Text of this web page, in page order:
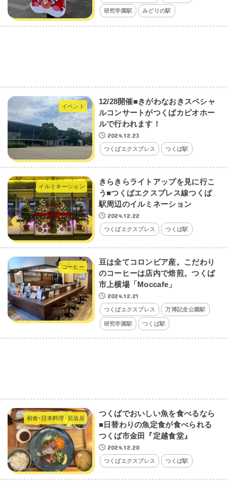
研究学園駅 みどりの駅
イベント
12/28開催■きがわなおきスペシャ
ルコンサートがつくばカピオホー
ルで行われます！
2024.12.23
つくばエクスプレス つくば駅
イルミネーション
きらきらライトアップを見に行こ
う■つくばエクスプレス線つくば
駅周辺のイルミネーション
2024.12.22
つくばエクスプレス つくば駅
コーヒー
豆は全てコロンビア産。こだわり
のコーヒーは店内で焙煎。つくば
市上横場「Moccafe」
2024.12.21
つくばエクスプレス 万博記念公園駅
研究学園駅 つくば駅
和食･日本料理･居酒屋
つくばでおいしい魚を食べるなら
■日替わりの魚定食が食べられる
つくば市金田『定越食堂』
2024.12.20
つくばエクスプレス つくば駅